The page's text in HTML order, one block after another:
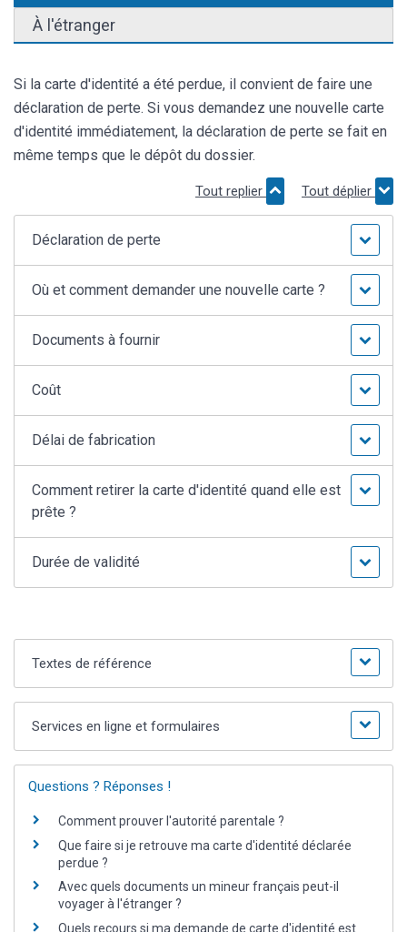
À l'étranger
Si la carte d'identité a été perdue, il convient de faire une
déclaration de perte. Si vous demandez une nouvelle carte
d'identité immédiatement, la déclaration de perte se fait en
même temps que le dépôt du dossier.
Tout replier Tout déplier
Déclaration de perte
Où et comment demander une nouvelle carte ?
Documents à fournir
Coût
Délai de fabrication
Comment retirer la carte d'identité quand elle est
prête ?
Durée de validité
Textes de référence
Services en ligne et formulaires
Questions ? Réponses !
Comment prouver l'autorité parentale ?
Que faire si je retrouve ma carte d'identité déclarée
perdue ?
Avec quels documents un mineur français peut-il
voyager à l'étranger ?
Quels recours si ma demande de carte d'identité est